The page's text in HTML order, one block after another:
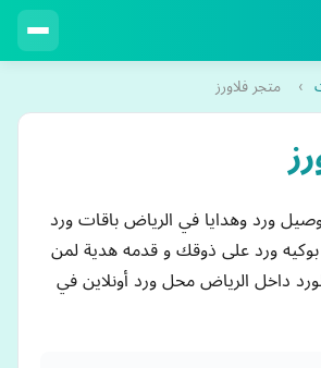
› متجر فلاورز
ورد وهدايا في الرياض باقات ورد
بوكيه ورد على ذوقك و قدمه هدية لمن
داخل الرياض محل ورد أونلاين في